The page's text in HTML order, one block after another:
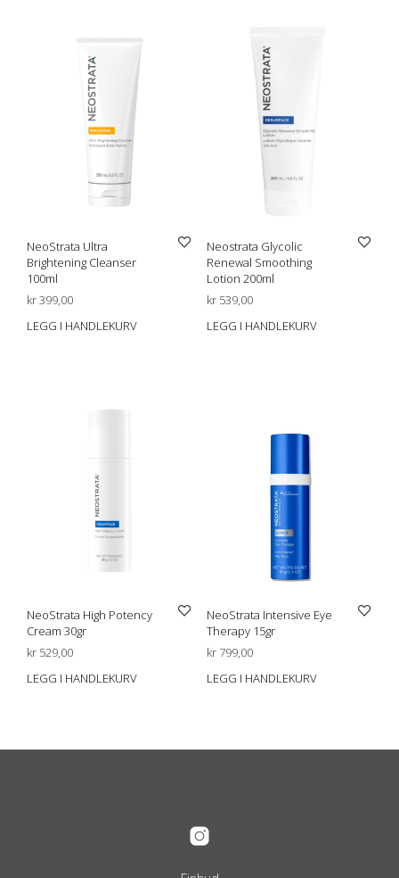
NeoStrata Ultra
Brightening Cleanser
100ml
kr399,00
LEGG I HANDLEKURV
Neostrata Glycolic
Renewal Smoothing
Lotion 200ml
kr539,00
LEGG I HANDLEKURV
NeoStrata High Potency
Cream 30gr
kr 529,00
LEGG I HANDLEKURV
NeoStrata Intensive Eye
Therapy 15gr
kr799,00
LEGG I HANDLEKURV